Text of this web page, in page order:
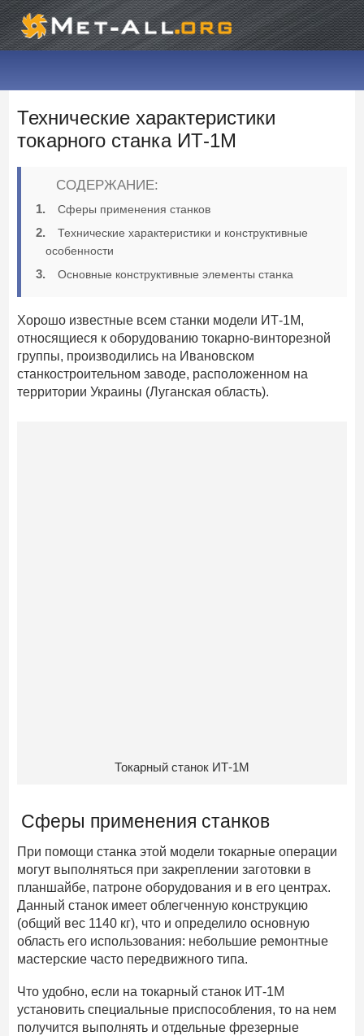
Технические характеристики
токарного станка ИТ-1М
СОДЕРЖАНИЕ:
Сферы применения станков
Технические характеристики и конструктивные
особенности
Основные конструктивные элементы станка
Хорошо известные всем станки модели ИТ-1М,
относящиеся к оборудованию токарно-винторезной
группы, производились на Ивановском
станкостроительном заводе, расположенном на
территории Украины (Луганская область).
Токарный станок ИТ-1М
Сферы применения станков
При помощи станка этой модели токарные операции
могут выполняться при закреплении заготовки в
планшайбе, патроне оборудования и в его центрах.
Данный станок имеет облегченную конструкцию
(общий вес 1140 кг), что и определило основную
область его использования: небольшие ремонтные
мастерские часто передвижного типа.
Что удобно, если на токарный станок ИТ-1М
установить специальные приспособления, то на нем
получится выполнять и отдельные фрезерные